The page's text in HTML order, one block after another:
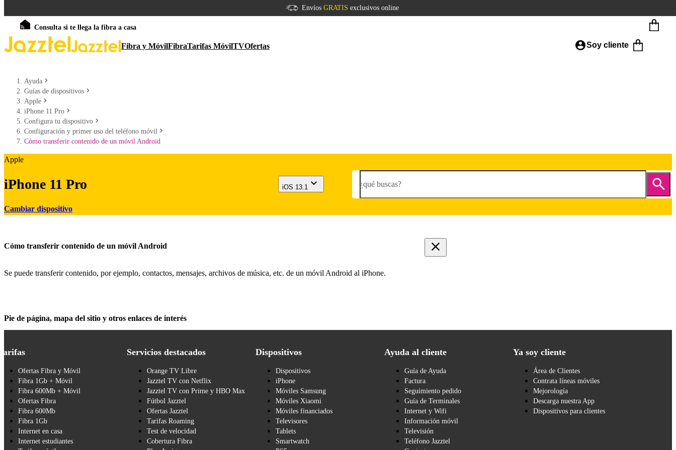
Envíos GRATIS exclusivos online
Consulta si te llega la fibra a casa
Fibra y MóvilFibraTarifas MóvilTVOfertas Soy cliente
Ayuda
Guías de dispositivos
Apple
iPhone 11 Pro
Configura tu dispositivo
Configuración y primer uso del teléfono móvil
Cómo transferir contenido de un móvil Android
Apple
iPhone 11 Pro
Cambiar dispositivo
iOS 13.1 ¿qué buscas?
Cómo transferir contenido de un móvil Android
Se puede transferir contenido, por ejemplo, contactos, mensajes, archivos de música, etc. de un móvil Android al iPhone.
Pie de página, mapa del sitio y otros enlaces de interés
Ofertas Fibra y Móvil
Fibra 1Gb + Móvil
Fibra 600Mb + Móvil
Ofertas Fibra
Fibra 600Mb
Fibra 1Gb
Internet en casa
Internet estudiantes
Servicios destacados
Orange TV Libre
Jazztel TV con Netflix
Jazztel TV con Prime y HBO Max
Fútbol Jazztel
Ofertas Jazztel
Tarifas Roaming
Test de velocidad
Cobertura Fibra
Dispositivos
Dispositivos
iPhone
Móviles Samsung
Móviles Xiaomi
Móviles financiados
Televisores
Tablets
Smartwatch
Ayuda al cliente
Guía de Ayuda
Factura
Seguimiento pedido
Guía de Terminales
Internet y Wifi
Información móvil
Televisión
Teléfono Jazztel
Ya soy cliente
Área de Clientes
Contrata líneas móviles
Mejorología
Descarga nuestra App
Dispositivos para clientes